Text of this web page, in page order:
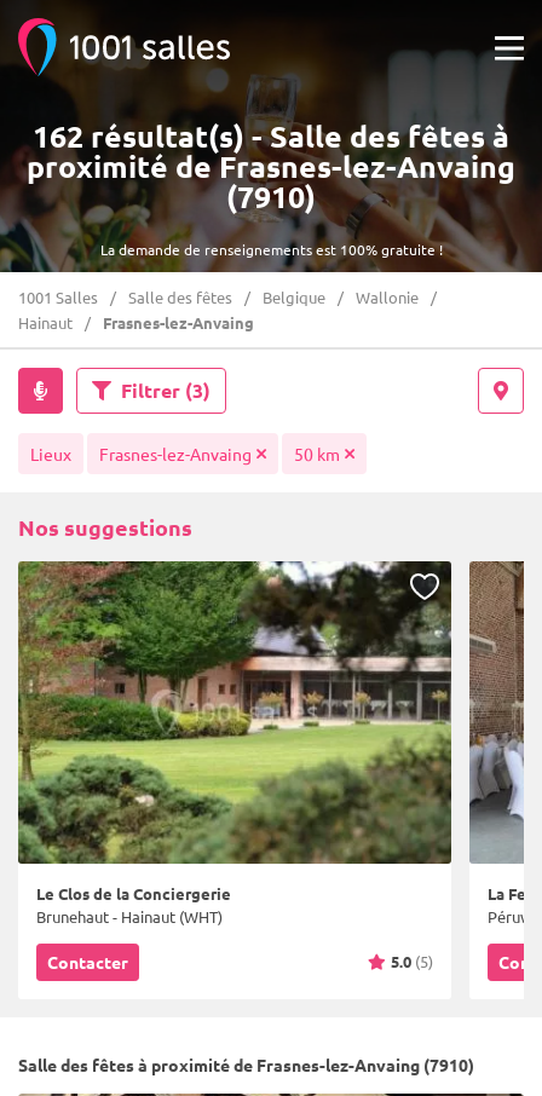
La demande de renseignements est 100% gratuite !
162 résultat(s) - Salle des fêtes à
proximité de Frasnes-lez-Anvaing
(7910)
1001 Salles Salle des fêtes Belgique
Wallonie
Hainaut
Frasnes-lez-Anvaing
Filtrer (3)
Lieux Frasnes-lez-Anvaing 50 km
Nos suggestions
Le Clos de la Conciergerie
Brunehaut - Hainaut (WHT)
Contacter 5.0 (5)
La
Salle des fêtes à proximité de Frasnes-lez-Anvaing (7910)